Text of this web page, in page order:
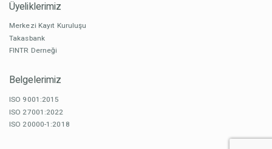
Üyeliklerimiz
Merkezi Kayıt Kuruluşu
Takasbank
FINTR Derneği
Belgelerimiz
ISO 9001:2015
ISO 27001:2022
ISO 20000-1:2018